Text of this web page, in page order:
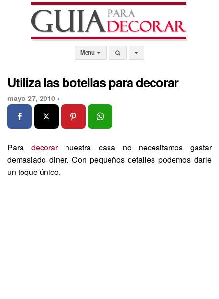
Menu
Utiliza las botellas para decorar
mayo 27, 2010 •
Paradecorarnuestra casa no necesitamos gastar
demasiado diner. Con pequeños detalles podemos darle
un toque único.